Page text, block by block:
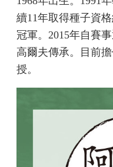
續11年取得種子資
冠軍。2015年自賽
高爾夫傳承。目前
授。